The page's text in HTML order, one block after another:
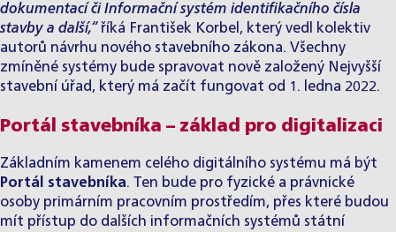
dokumentací či Informační systém identifikačního čísla
stavby a další,“ říká František Korbel , který vedl kolektiv
autorů návrhu nového stavebního zákona. Všechny
zmíněné systémy bude spravovat nově založený Nejvyšší
stavební úřad, který má začít fungovat od 1. ledna 2022.
Portál stavebníka – základ pro digitalizaci
Základním kamenem celého digitálního systému má být
Portál stavebníka. Ten bude pro fyzické a právnické
osoby primárním pracovním prostředím, přes které budou
mít přístup do dalších informačních systémů státní